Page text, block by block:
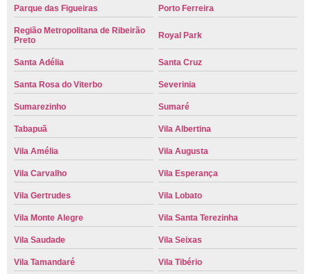
Parque das Figueiras Porto Ferreira
Região Metropolitana de Ribeirão
Preto
Royal Park
Santa Adélia Santa Cruz
Santa Rosa do Viterbo Severinia
Sumarezinho Sumaré
Tabapuã Vila Albertina
Vila Amélia Vila Augusta
Vila Carvalho Vila Esperança
Vila Gertrudes Vila Lobato
Vila Monte Alegre Vila Santa Terezinha
Vila Saudade Vila Seixas
Vila Tamandaré
Vila Tibério